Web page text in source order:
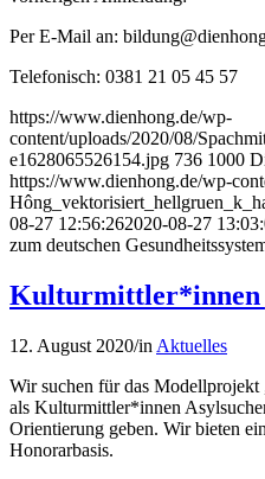
Per E-Mail an:
Telefonisch: 0381 21 05 45 57
https://www.dienhong.de/wp-
content/uploads/2020/08/
e1628065526154.jpg 736 1000
https://www.dienhong.de/wp-
08-27 12:56:262020-08-27
zum deutschen
Kulturmittler*innen
12. August 2020/in Aktuelles
Wir suchen für das Modellprojekt
als Kulturmittler*innen
Orientierung geben. Wir bieten
Honorarbasis.